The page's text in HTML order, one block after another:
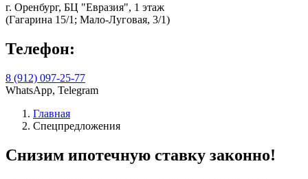
г. Оренбург, БЦ "Евразия", 1 этаж
(Гагарина 15/1; Мало-Луговая, 3/1)
Телефон:
8 (912) 097-25-77
WhatsApp, Telegram
Главная
Спецпредложения
Снизим ипотечную ставку законно!